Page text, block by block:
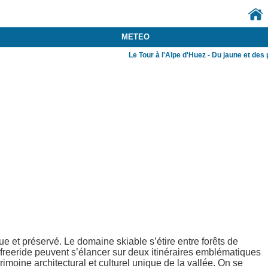
METEO
Le Tour à l'Alpe d'Huez - Du jaune et des pois
et préservé. Le domaine skiable s’étire entre forêts de
peuvent s’élancer sur deux itinéraires emblématiques
architectural et culturel unique de la vallée. On se